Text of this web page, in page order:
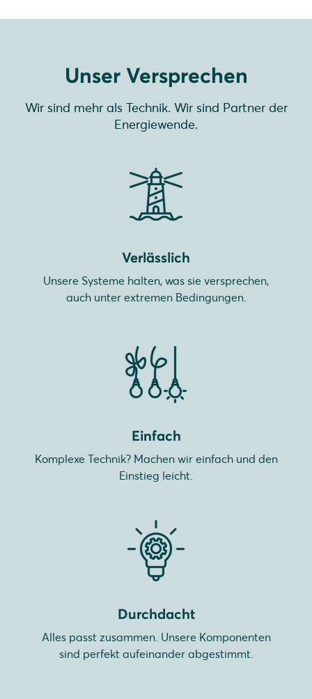
Unser Versprechen
Wir sind mehr als Technik. Wir sind Partner der
Energiewende.
Verlässlich
Unsere Systeme halten, was sie versprechen,
auch unter extremen Bedingungen.
Einfach
Komplexe Technik? Machen wir einfach und den
Einstieg leicht.
Durchdacht
Alles passt zusammen. Unsere Komponenten
sind perfekt aufeinander abgestimmt.